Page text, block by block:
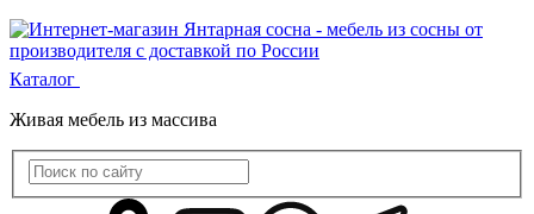
Каталог
Живая мебель из массива